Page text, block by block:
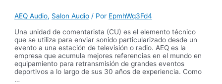
AEQ Audio, Salon Audio / Por EpmhWq3Fd4
Una unidad de comentarista (CU) es el elemento técnico
que se utiliza para enviar sonido particularizado desde un
evento a una estación de televisión o radio. AEQ es la
empresa que acumula mejores referencias en el mundo en
equipamiento para retransmisión de grandes eventos
deportivos a lo largo de sus 30 años de experiencia. Como
…